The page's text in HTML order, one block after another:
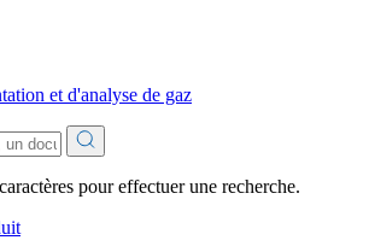
et d'analyse de gaz
pour effectuer une recherche.